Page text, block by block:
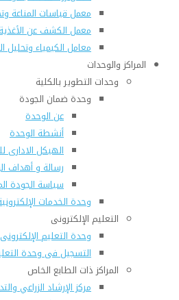
معمل قياسات المناعة
معمل الكشف عن الأغذية
معامل الكيمياء وتحليل
المراكز والوحدات
وحدات التطوير بالكلية
وحدة ضمان الجودة
عن الوحدة
أنشطة الوحدة
الهيكل الادارى
رسالة و أهداف
سياسة الجودة
وحدة الخدمات
التعليم الإلكترونى
وحدة التعليم الإلكترونى
التسجيل فى وحدة
المراكز ذات الطابع الخاص
مركز الإرشاد الزراعي